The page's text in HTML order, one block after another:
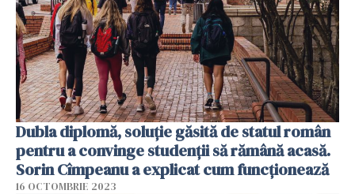
Dubla diplomă, soluţie găsită de statul român
pentru a convinge studenţii să rămână acasă.
Sorin Cîmpeanu a explicat cum funcţionează
16 OCTOMBRIE 2023